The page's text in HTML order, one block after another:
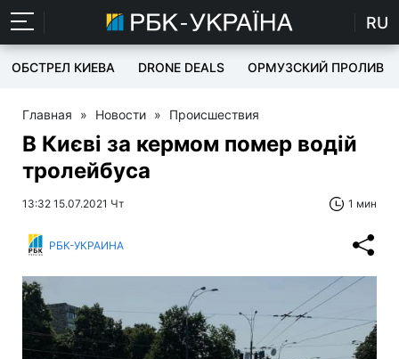
RU
ОБСТРЕЛ КИЕВА DRONE DEALS ОРМУЗСКИЙ ПРОЛИВ
Главная » Новости » Происшествия
В Києві за кермом помер водій
тролейбуса
13:32 15.07.2021 Чт 1 мин
РБК-УКРАИНА